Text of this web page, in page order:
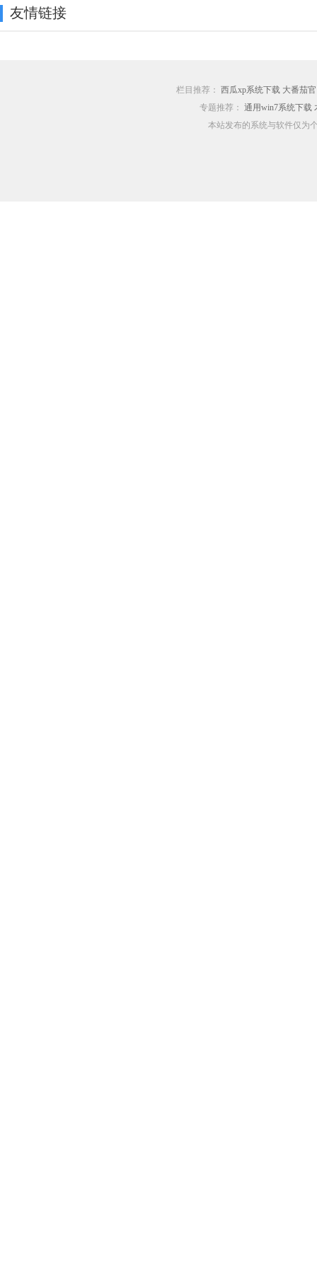
友情链接
栏目推荐： 西瓜xp系统下载 大番茄
专题推荐： 通用win7系统下载
本站发布的系统与软件仅为